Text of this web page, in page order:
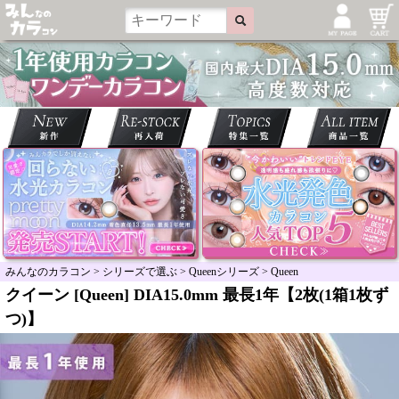
みんなのカラコン > シリーズで選ぶ > Queenシリーズ > Queen
クイーン [Queen] DIA15.0mm 最長1年【2枚(1箱1枚ず
つ)】